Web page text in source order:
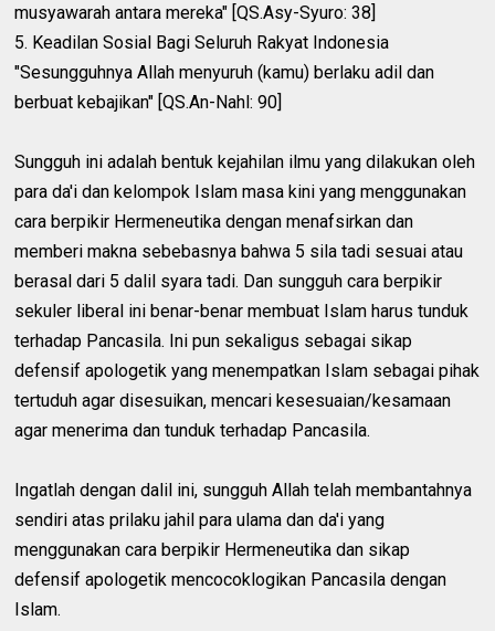
musyawarah antara mereka" [QS.Asy-Syuro: 38]
5. Keadilan Sosial Bagi Seluruh Rakyat Indonesia
"Sesungguhnya Allah menyuruh (kamu) berlaku adil dan
berbuat kebajikan" [QS.An-Nahl: 90]
Sungguh ini adalah bentuk kejahilan ilmu yang dilakukan oleh
para da'i dan kelompok Islam masa kini yang menggunakan
cara berpikir Hermeneutika dengan menafsirkan dan
memberi makna sebebasnya bahwa 5 sila tadi sesuai atau
berasal dari 5 dalil syara tadi. Dan sungguh cara berpikir
sekuler liberal ini benar-benar membuat Islam harus tunduk
terhadap Pancasila. Ini pun sekaligus sebagai sikap
defensif apologetik yang menempatkan Islam sebagai pihak
tertuduh agar disesuikan, mencari kesesuaian/kesamaan
agar menerima dan tunduk terhadap Pancasila.
Ingatlah dengan dalil ini, sungguh Allah telah membantahnya
sendiri atas prilaku jahil para ulama dan da'i yang
menggunakan cara berpikir Hermeneutika dan sikap
defensif apologetik mencocoklogikan Pancasila dengan
Islam.